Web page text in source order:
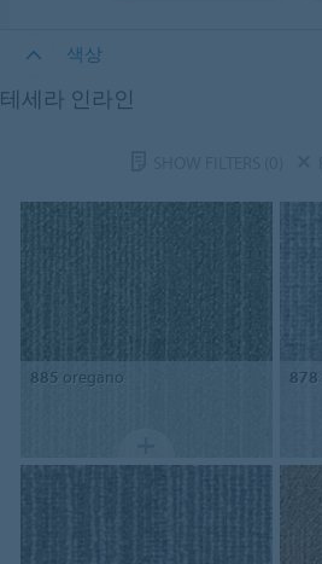
색상
테세라 인라인
885 oregano 878